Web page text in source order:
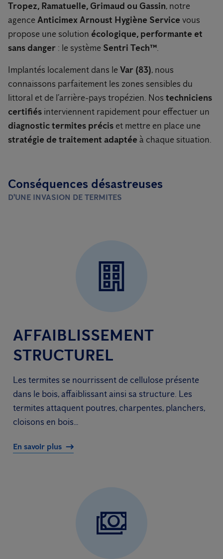
Tropez, Ramatuelle, Grimaud ou Gassin, notre
agenceAnticimex Arnoust Hygiène Service vous
propose une solution écologique, performante et
sans danger : le système Sentri Tech™.
Implantés localement dans leVar (83), nous
connaissons parfaitement les zones sensibles du
littoral et de l’arrière-pays tropézien. Nos techniciens
certifiés interviennent rapidement pour effectuer un
diagnostic termites précis et mettre en place une
stratégie de traitement adaptée à chaque situation.
Conséquences désastreuses
D'UNE INVASION DE TERMITES
AFFAIBLISSEMENT
STRUCTUREL
Les termites se nourrissent de cellulose présente
dans le bois, affaiblissant ainsi sa structure. Les
termites attaquent poutres, charpentes, planchers,
cloisons en bois…
En savoir plus